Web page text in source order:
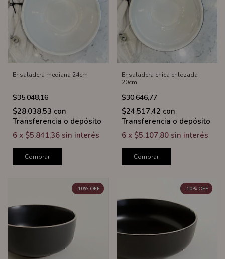
Ensaladera mediana 24cm
$35.048,16
$28.038,53 con
Transferencia o depósito
6 x $5.841,36 sin interés
Comprar
Ensaladera chica enlozada
20cm
$30.646,77
$24.517,42 con
Transferencia o depósito
6 x $5.107,80 sin interés
Comprar
-10% OFF -10% OFF